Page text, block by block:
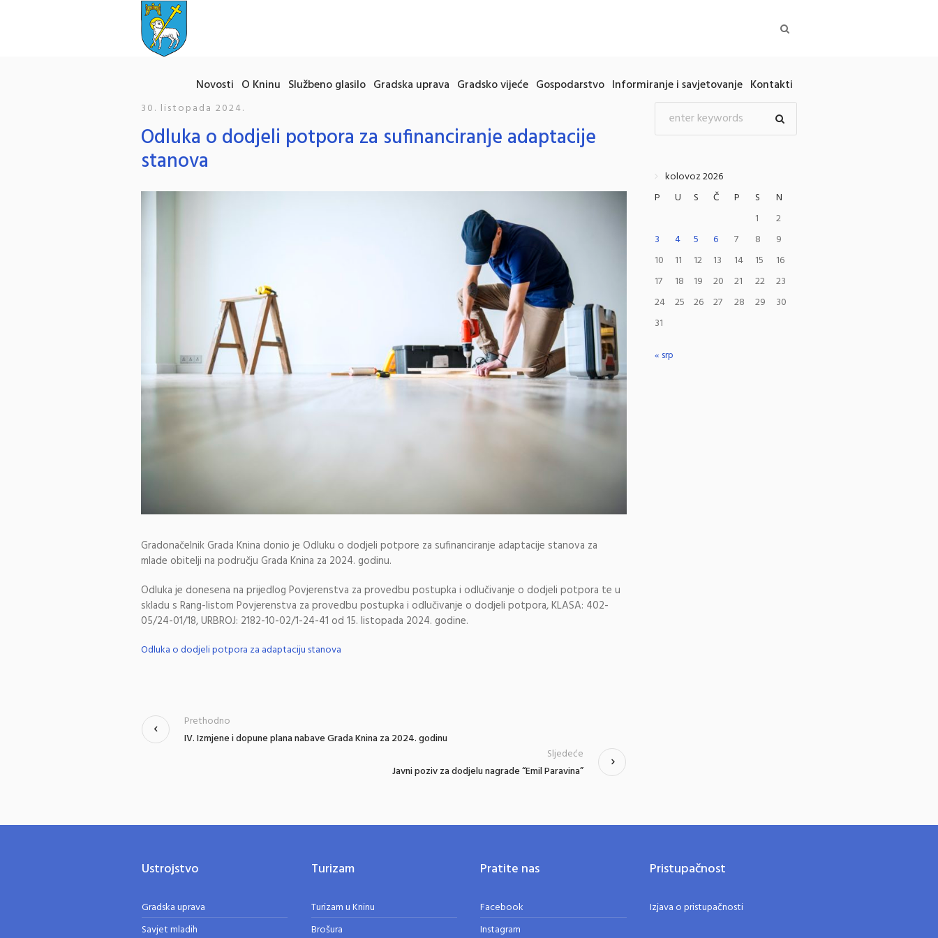
Novosti O Kninu Službeno glasilo Gradska uprava Gradsko vijeće Gospodarstvo Informiranje i savjetovanje Kontakti
30. listopada 2024.
Odluka o dodjeli potpora za sufinanciranje adaptacije
stanova
Gradonačelnik Grada Knina donio je Odluku o dodjeli potpore za sufinanciranje adaptacije stanova za
mlade obitelji na području Grada Knina za 2024. godinu.
Odluka je donesena na prijedlog Povjerenstva za provedbu postupka i odlučivanje o dodjeli potpora te u
skladu s Rang-listom Povjerenstva za provedbu postupka i odlučivanje o dodjeli potpora, KLASA: 402-
05/24-01/18, URBROJ: 2182-10-02/1-24-41 od 15. listopada 2024. godine.
Odluka o dodjeli potpora za adaptaciju stanova
IV. Izmjene i dopune plana nabave Grada Knina za 2024. godinu
Prethodno
Javni poziv za dodjelu nagrade “Emil Paravina”
Sljedeće
kolovoz 2026
P
U S Č P S
N
1
2
3
4 5 6 7 8
9
10
11 12 13 14 15
16
17
18 19 20 21 22
23
24
25 26 27 28 29
30
31
« srp
Ustrojstvo
Gradska uprava
Savjet mladih
Turizam
Turizam u Kninu
Brošura
Pratite nas
Facebook
Instagram
Pristupačnost
Izjava o pristupačnosti